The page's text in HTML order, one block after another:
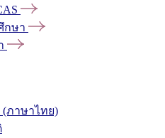
กษา
ภาษาไทย)